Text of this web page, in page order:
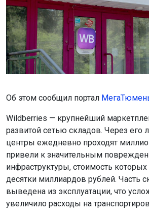
Об этом сообщил портал
Wildberries — крупнейший
развитой сетью складов. Через его
центры ежедневно проходят
привели к значительным
инфраструктуры, стоимость
десятки миллиардов рублей. Часть
выведена из эксплуатации, что
увеличило расходы на